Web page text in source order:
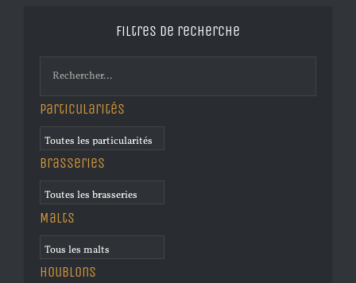
Filtres de recherche
Particularités
Brasseries
Malts
Houblons